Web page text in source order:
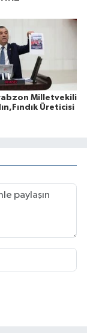
Milletvekili
Üreticisi